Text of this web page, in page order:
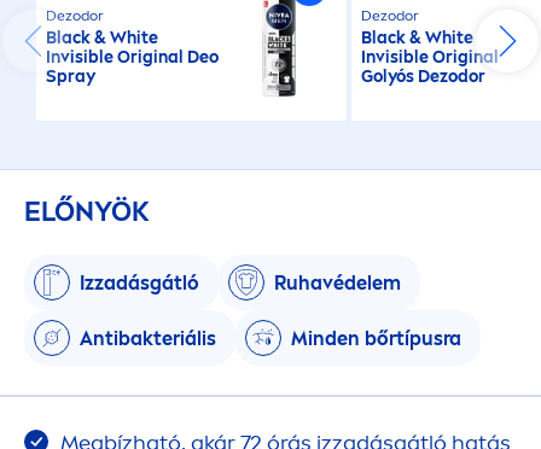
Dezodor
Black&White
InvisibleOriginal Deo
Spray
Dezodor
Black&White
InvisibleOriginal
Golyós Dezodor
ELŐNYÖK
Izzadásgátló Ruhavédelem
Antibakteriális Minden bőrtípusra
Megbízható, akár 72 órás izzadásgátló hatás